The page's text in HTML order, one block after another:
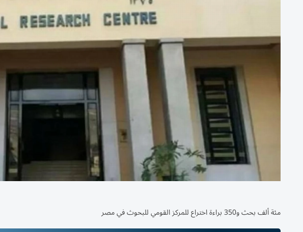
مئة ألف بحث و350 براءة اختراع للمركز القومي للبحوث في مصر